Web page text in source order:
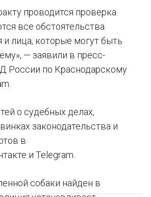
проводится проверка.
все обстоятельства
лица, которые могут быть
— заявили в пресс-
России по Краснодарскому
о судебных делах,
законодательства и
в
и Telegram.
собаки найден в